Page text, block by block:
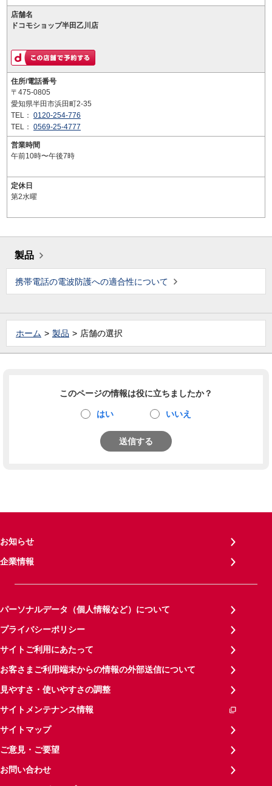
店舗名
ドコモショップ半田乙川店
住所/電話番号
〒475-0805
愛知県半田市浜田町2-35
TEL： 0120-254-776
TEL： 0569-25-4777
営業時間
午前10時〜午後7時
定休日
第2水曜
製品
携帯電話の電波防護への適合性について
ホーム 製品 店舗の選択
このページの情報は役に立ちましたか？
はい いいえ
送信する
お知らせ
企業情報
パーソナルデータ（個人情報など）について
プライバシーポリシー
サイトご利用にあたって
お客さまご利用端末からの情報の外部送信について
見やすさ・使いやすさの調整
サイトメンテナンス情報
サイトマップ
ご意見・ご要望
お問い合わせ